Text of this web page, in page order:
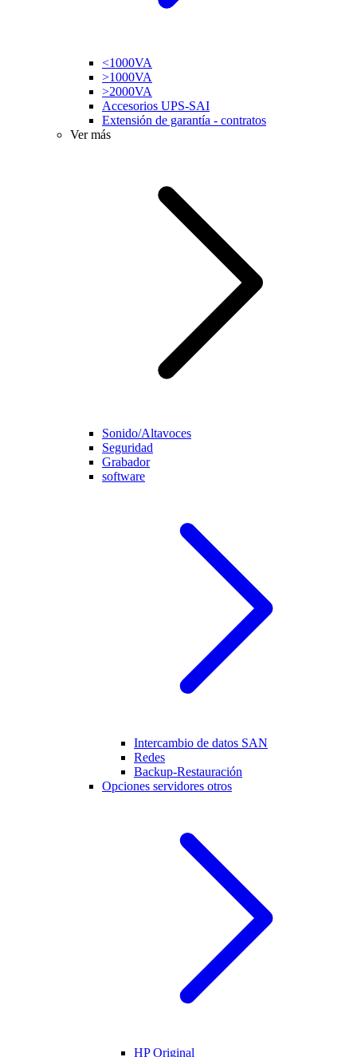
<1000VA
>1000VA
>2000VA
Accesorios UPS-SAI
Extensión de garantía - contratos
Ver más
Sonido/Altavoces
Seguridad
Grabador
software
Intercambio de datos SAN
Redes
Backup-Restauración
Opciones servidores otros
HP Original